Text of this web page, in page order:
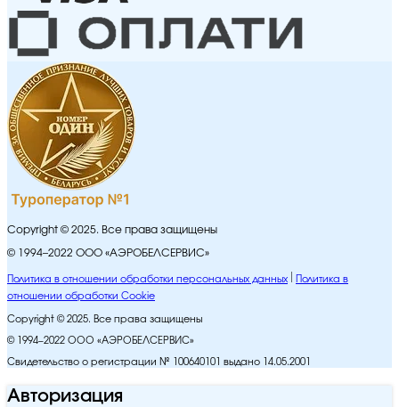
Copyright © 2025. Все права защищены
© 1994–2022 ООО «АЭРОБЕЛСЕРВИС»
Политика в отношении обработки персональных данных
Политика в
отношении обработки Cookie
Copyright © 2025. Все права защищены
© 1994–2022 ООО «АЭРОБЕЛСЕРВИС»
Свидетельство о регистрации № 100640101 выдано 14.05.2001
Авторизация